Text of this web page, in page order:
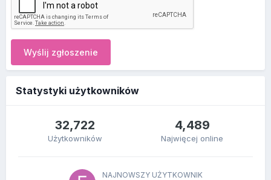
Wyślij zgłoszenie
Statystyki użytkowników
32,722
Użytkowników
4,489
Najwięcej online
NAJNOWSZY UŻYTKOWNIK